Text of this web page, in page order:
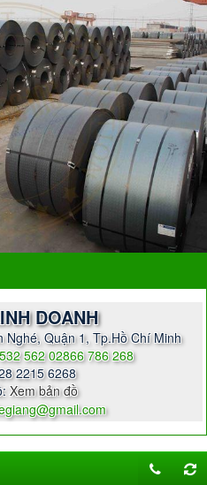
DOANH
Nghé, Quận 1, Tp.Hồ Chí Minh
562 02866 786 268
2215 6268
Xem bản đồ